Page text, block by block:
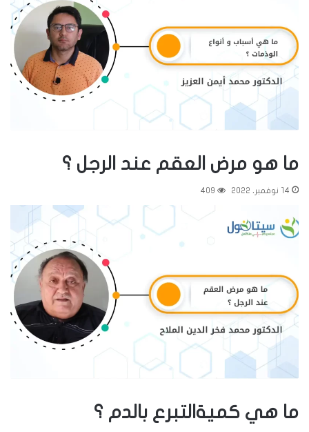
ما هو مرض العقم عند الرجل ؟
14 نوفمبر، 2022 409
ما هي كميةالتبرع بالدم ؟